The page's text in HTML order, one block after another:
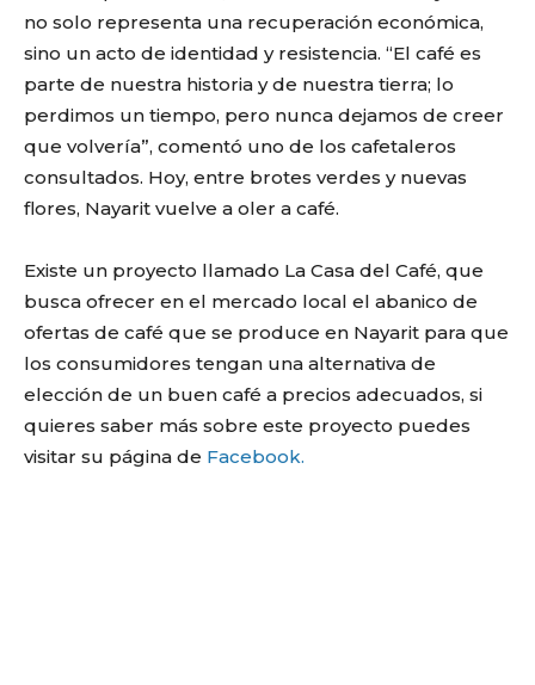
no solo representa una recuperación económica,
sino un acto de identidad y resistencia. “El café es
parte de nuestra historia y de nuestra tierra; lo
perdimos un tiempo, pero nunca dejamos de creer
que volvería”, comentó uno de los cafetaleros
consultados. Hoy, entre brotes verdes y nuevas
flores, Nayarit vuelve a oler a café.
Existe un proyecto llamado La Casa del Café, que
busca ofrecer en el mercado local el abanico de
ofertas de café que se produce en Nayarit para que
los consumidores tengan una alternativa de
elección de un buen café a precios adecuados, si
quieres saber más sobre este proyecto puedes
visitar su página de Facebook.